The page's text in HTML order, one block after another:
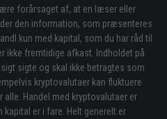
forårsaget af, at en læser eller
den information, som præsenteres
kun med kapital, som du har råd til
ikke fremtidige afkast. Indholdet på
sigte og skal ikke betragtes som
kryptovalutaer kan fluktuere
Handel med kryptovalutaer er
kapital er i fare. Helt generelt er